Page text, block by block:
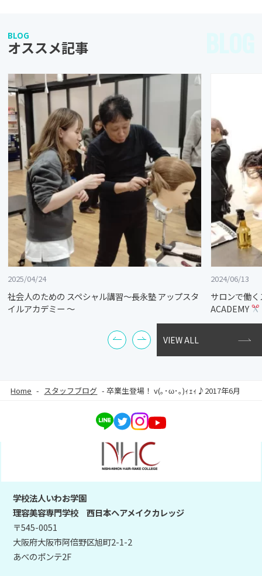
BLOG
オススメ記事
2025/04/24
社会人のための スペシャル講習～長永塾 アップスタ
イルアカデミー ～
2024/06/13
サロンで働
ACADEMY
VIEW ALL
Home - スタッフブログ -卒業生登場！ v(｡･ω･｡)ｨｪｨ♪2017年6月
学校法人いわお学園
理容美容専門学校 西日本ヘアメイクカレッジ
〒545-0051
大阪府大阪市阿倍野区旭町2-1-2
あべのポンテ2F